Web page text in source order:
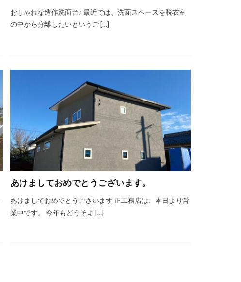
おしゃれな造作洗面台♪ 最近では、洗面スペースを脱衣室
の中から分離したいというご […]
あけましておめでとうございます。
あけましておめでとうございます 正工務店は、本日より営
業中です。 今年もどうそよ […]